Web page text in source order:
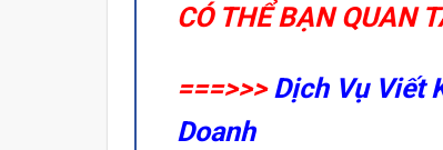
CÓ THỂ BẠN QUAN
===>>>Dịch Vụ Viết
Doanh